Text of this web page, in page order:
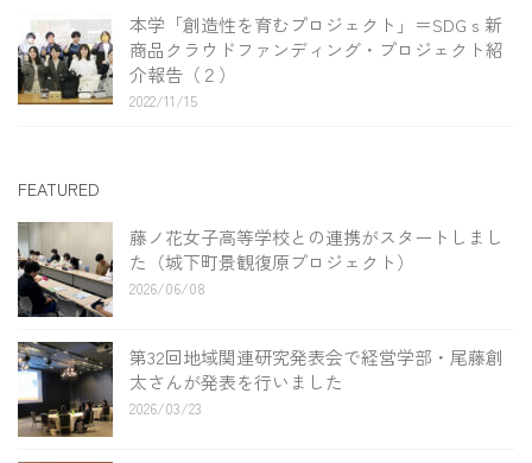
本学「創造性を育むプロジェクト」＝SDGｓ新
商品クラウドファンディング・プロジェクト紹
介報告（２）
2022/11/15
FEATURED
藤ノ花女子高等学校との連携がスタートしまし
た（城下町景観復原プロジェクト）
2026/06/08
第32回地域関連研究発表会で経営学部・尾藤創
太さんが発表を行いました
2026/03/23